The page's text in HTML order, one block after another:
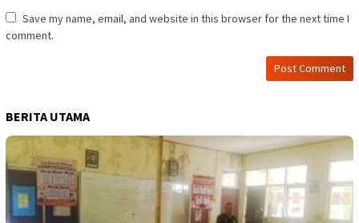
Save my name, email, and website in this browser for the next time I
comment.
BERITA UTAMA